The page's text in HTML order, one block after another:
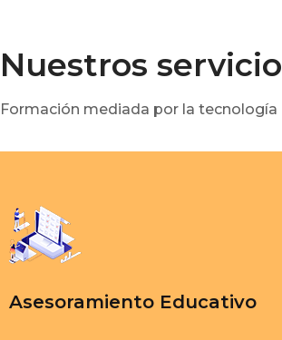
Nuestros
Formación mediada por la tecnología
Asesoramiento Educativo